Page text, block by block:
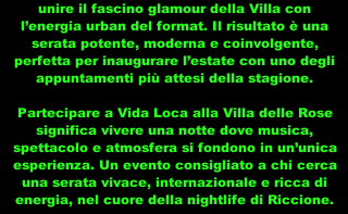
unire il fascino glamour della Villa con
l’energia urban del format. Il risultato è una
serata potente, moderna e coinvolgente,
perfetta per inaugurare l’estate con uno degli
appuntamenti più attesi della stagione.
Partecipare a Vida Loca alla Villa delle Rose
significa vivere una notte dove musica,
spettacolo e atmosfera si fondono in un’unica
esperienza. Un evento consigliato a chi cerca
una serata vivace, internazionale e ricca di
energia, nel cuore della nightlife di Riccione.